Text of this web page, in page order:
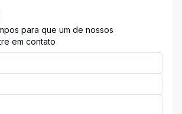
para que um de nossos
em contato